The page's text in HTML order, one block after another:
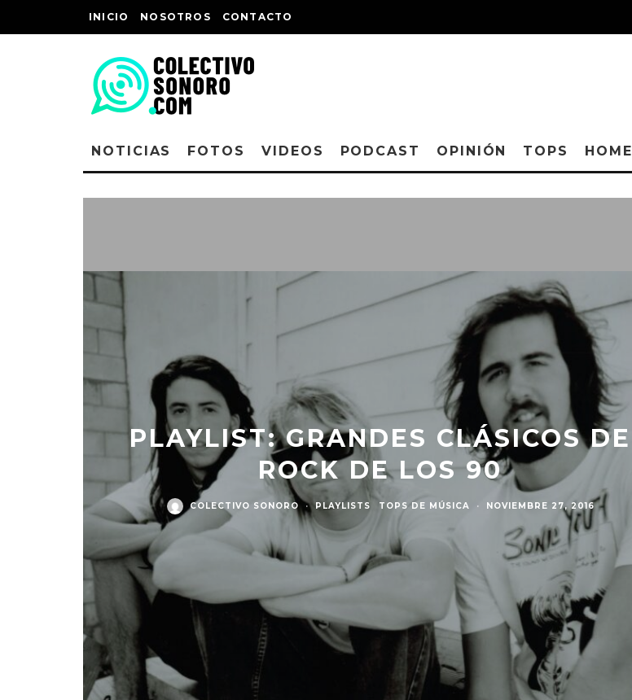
INICIO NOSOTROS CONTACTO
NOTICIAS FOTOS VIDEOS PODCAST OPINIÓN TOPS HOME
PLAYLIST: GRANDES CLÁSICOS DE
ROCK DE LOS 90
COLECTIVO SONORO · PLAYLISTS TOPS DE MÚSICA · NOVIEMBRE 27, 2016